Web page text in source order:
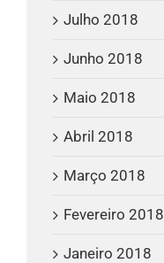
Julho 2018
Junho 2018
Maio 2018
Abril 2018
Março 2018
Fevereiro 2018
Janeiro 2018